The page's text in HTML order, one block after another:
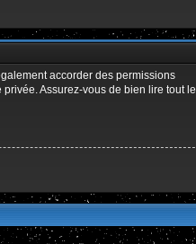
accorder des permissions
Assurez-vous de bien lire tout le